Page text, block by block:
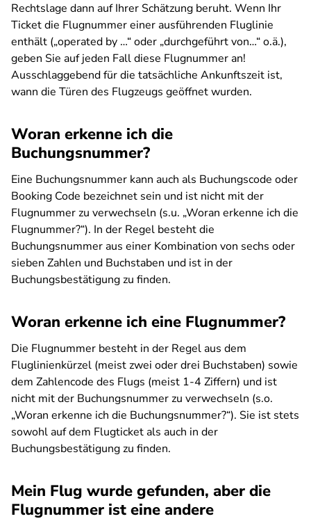
Rechtslage dann auf Ihrer Schätzung beruht. Wenn Ihr
Ticket die Flugnummer einer ausführenden Fluglinie
enthält („operated by …“ oder „durchgeführt von…“ o.ä.),
geben Sie auf jeden Fall diese Flugnummer an!
Ausschlaggebend für die tatsächliche Ankunftszeit ist,
wann die Türen des Flugzeugs geöffnet wurden.
Woran erkenne ich die
Buchungsnummer?
Eine Buchungsnummer kann auch als Buchungscode oder
Booking Code bezeichnet sein und ist nicht mit der
Flugnummer zu verwechseln (s.u. „Woran erkenne ich die
Flugnummer?“). In der Regel besteht die
Buchungsnummer aus einer Kombination von sechs oder
sieben Zahlen und Buchstaben und ist in der
Buchungsbestätigung zu finden.
Woran erkenne ich eine Flugnummer?
Die Flugnummer besteht in der Regel aus dem
Fluglinienkürzel (meist zwei oder drei Buchstaben) sowie
dem Zahlencode des Flugs (meist 1-4 Ziffern) und ist
nicht mit der Buchungsnummer zu verwechseln (s.o.
„Woran erkenne ich die Buchungsnummer?“). Sie ist stets
sowohl auf dem Flugticket als auch in der
Buchungsbestätigung zu finden.
Mein Flug wurde gefunden, aber die
Flugnummer ist eine andere